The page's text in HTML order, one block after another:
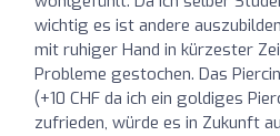
wichtig es ist andere
mit ruhiger Hand in kürzester
Probleme gestochen. Das
(+10 CHF da ich ein goldiges
zufrieden, würde es in Zukunft